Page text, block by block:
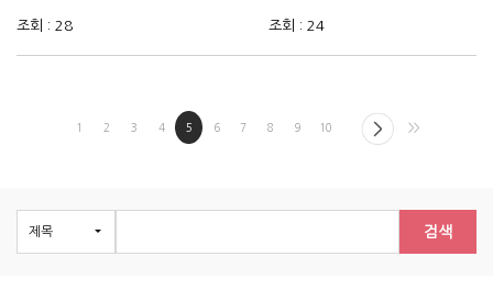
조회 : 28 조회 : 24
1 2 3 4 5 6 7 8 9 10 >>
검색